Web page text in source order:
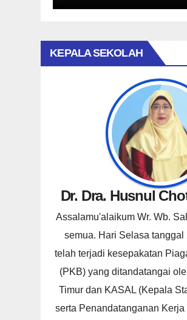
KEPALA SEKOLAH
Dr. Dra. Husnul
Assalamu'alaikum Wr. Wb.
semua. Hari Selasa tanggal
telah terjadi kesepakatan
(PKB) yang ditandatangai
Timur dan KASAL (Kepala
serta Penandatanganan